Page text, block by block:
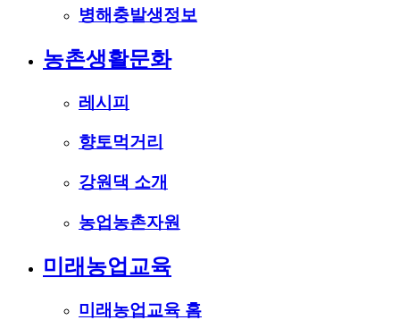
병해충발생정보
농촌생활문화
레시피
향토먹거리
강원댁 소개
농업농촌자원
미래농업교육
미래농업교육 홈